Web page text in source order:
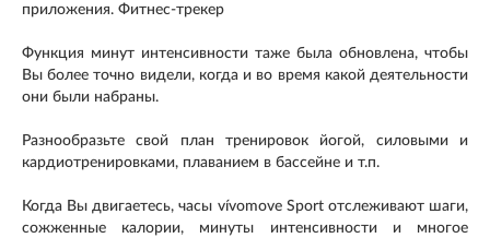
приложения. Фитнес-трекер
Функция минут интенсивности таже была обновлена, чтобы
Вы более точно видели, когда и во время какой деятельности
они были набраны.
Разнообразьте свой план тренировок йогой, силовыми и
кардиотренировками, плаванием в бассейне и т.п.
Когда Вы двигаетесь, часы vívomove Sport отслеживают шаги,
сожженные калории, минуты интенсивности и многое